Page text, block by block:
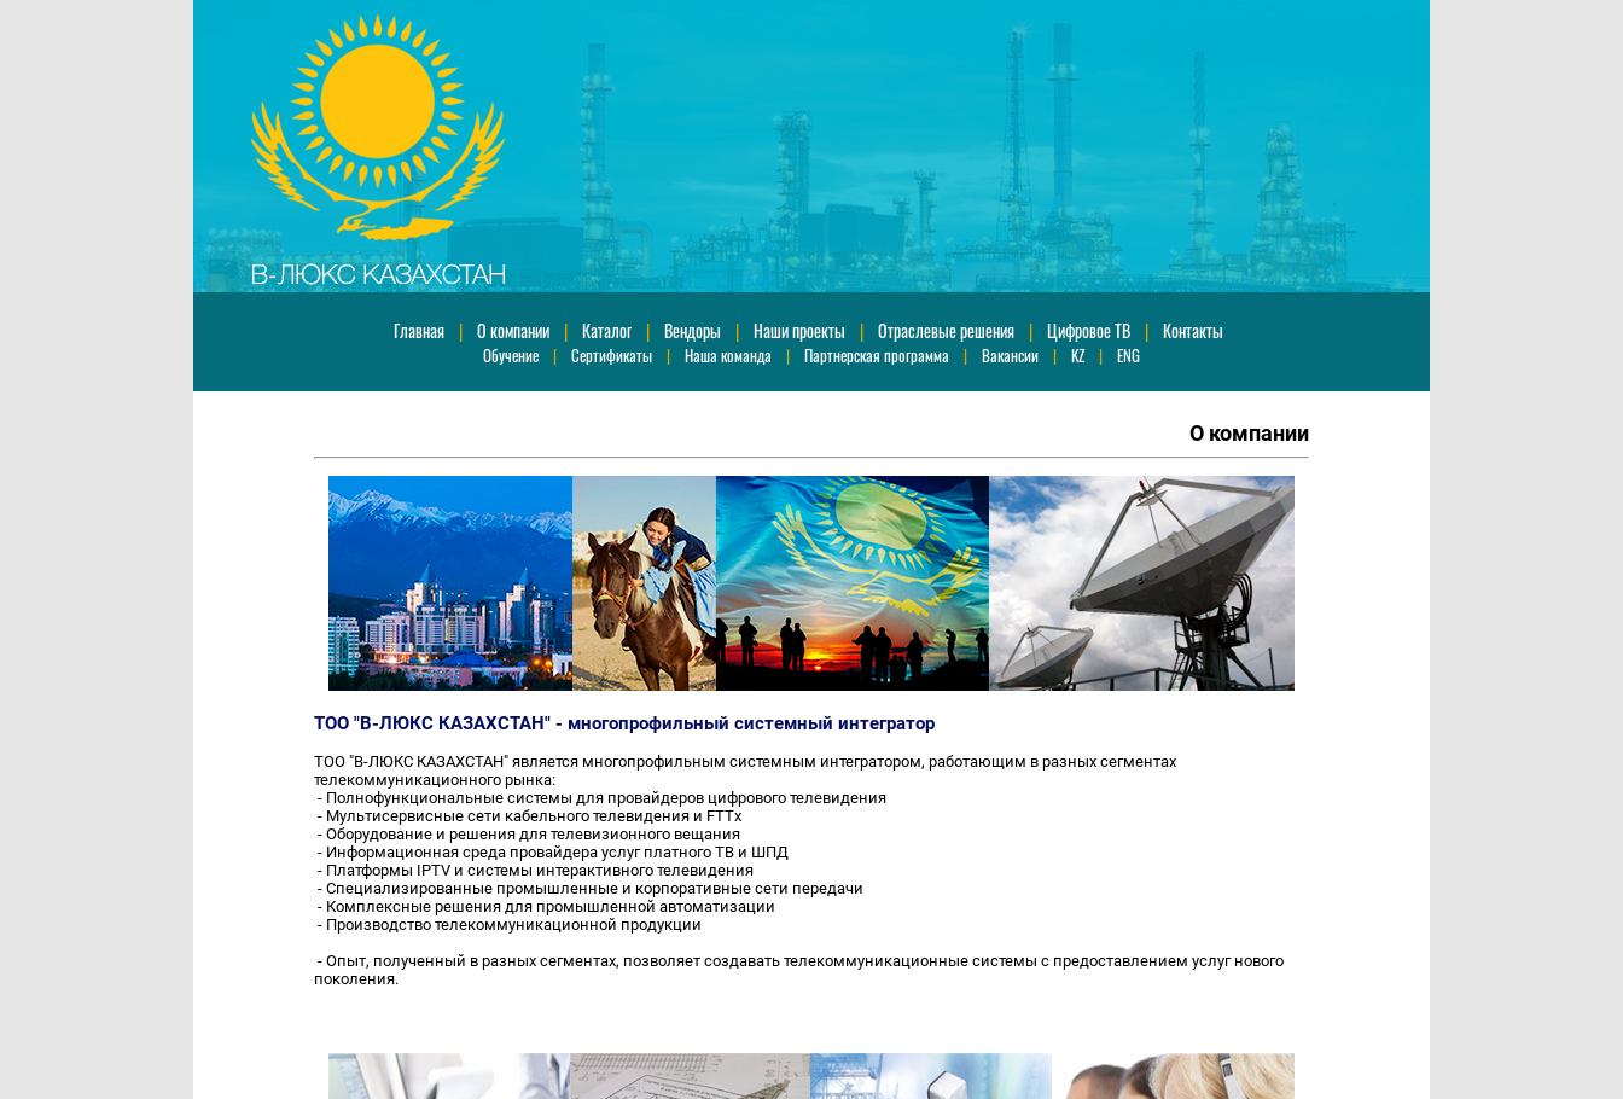
Главная| О компании| Каталог| Вендоры | Наши проекты | Отраслевые решения| Цифровое ТВ| Контакты
Обучение | Сертификаты | Наша команда | Партнерская программа | Вакансии | KZ| ENG
О компании
ТОО "В-ЛЮКС КАЗАХСТАН" - многопрофильный системный интегратор
ТОО "В-ЛЮКС КАЗАХСТАН" является многопрофильным системным интегратором, работающим в разных сегментах
телекоммуникационного рынка:
- Полнофункциональные системы для провайдеров цифрового телевидения
- Мультисервисные сети кабельного телевидения и FTTx
- Оборудование и решения для телевизионного вещания
- Информационная среда провайдера услуг платного ТВ и ШПД
- Платформы IPTV и системы интерактивного телевидения
- Специализированные промышленные и корпоративные сети передачи
- Комплексные решения для промышленной автоматизации
- Производство телекоммуникационной продукции
- Опыт, полученный в разных сегментах, позволяет создавать телекоммуникационные системы с предоставлением услуг нового
поколения.